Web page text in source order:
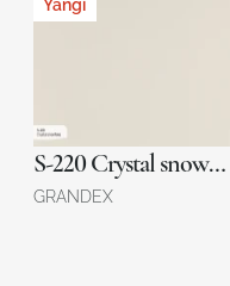
Yangi
S-220 Crystal snowflake
GRANDEX